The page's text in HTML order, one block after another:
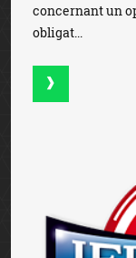
concernant un
obligat...